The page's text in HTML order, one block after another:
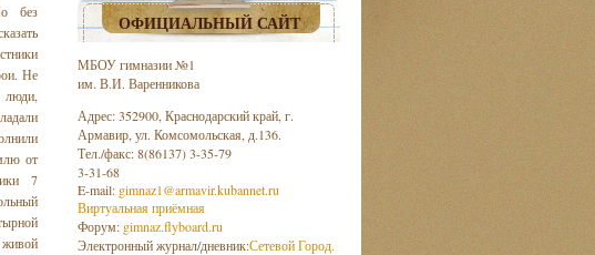
без
Не
люди,
от
7
живой
ОФИЦИАЛЬНЫЙ САЙТ
МБОУ гимназии №1
им. В.И. Варенникова
Адрес: 352900, Краснодарский край, г.
Армавир, ул. Комсомольская, д.136.
Тел./факс: 8(86137) 3-35-79
3-31-68
E-mail: gimnaz1@armavir.kubannet.ru
Виртуальная приёмная
Форум: gimnaz.flyboard.ru
Электронный журнал/дневник:Сетевой Город.